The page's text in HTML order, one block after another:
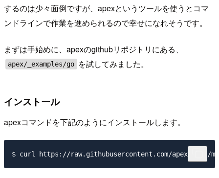
するのは少々面倒ですが、apexというツールを使うとコマ
ンドラインで作業を進められるので幸せになれそうです。
まずは手始めに、apexのgithubリポジトリにある、
apex/_examples/go を試してみました。
インストール
apexコマンドを下記のようにインストールします。